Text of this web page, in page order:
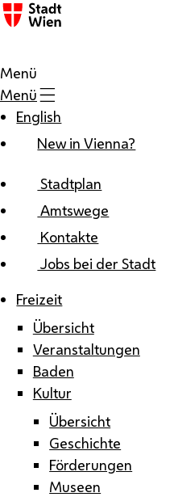
Zum Inhalt
Menü
Menü
English
New in Vienna?
Stadtplan
Amtswege
Kontakte
Jobs bei der Stadt
Freizeit
Übersicht
Veranstaltungen
Baden
Kultur
Übersicht
Geschichte
Förderungen
Museen